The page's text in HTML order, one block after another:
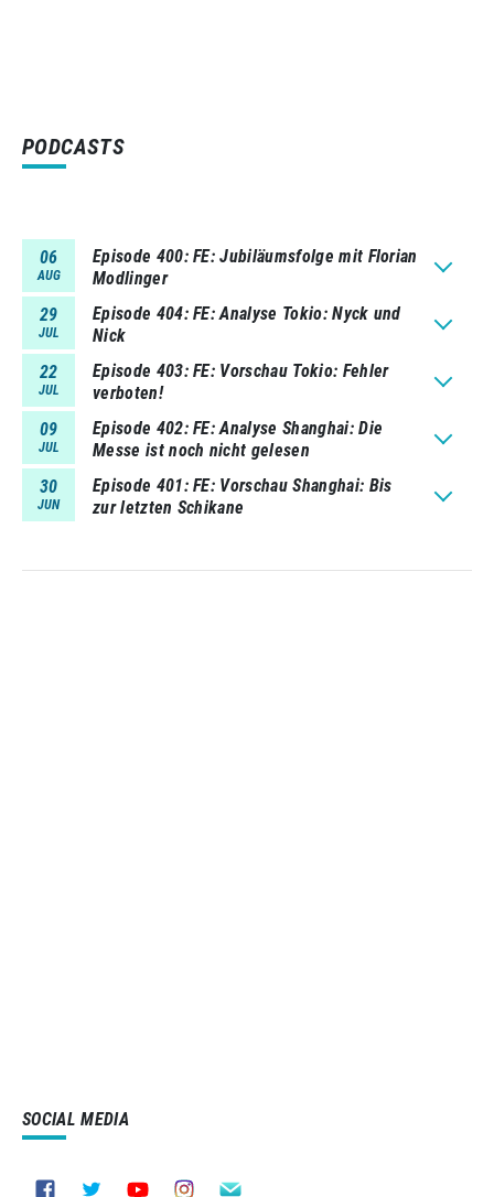
PODCASTS
06
AUG
Episode 400 FE: Jubiläumsfolge mit Florian
Modlinger
29
JUL
Episode 404 FE: Analyse Tokio: Nyck und
Nick
22
JUL
Episode 403 FE: Vorschau Tokio: Fehler
verboten!
09
JUL
Episode 402 FE: Analyse Shanghai: Die
Messe ist noch nicht gelesen
30
JUN
Episode 401 FE: Vorschau Shanghai: Bis
zur letzten Schikane
SOCIAL MEDIA